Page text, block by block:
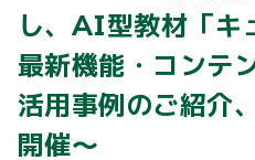
し、AI型教材「キ
最新機能・コンテ
活用事例のご紹介
開催～